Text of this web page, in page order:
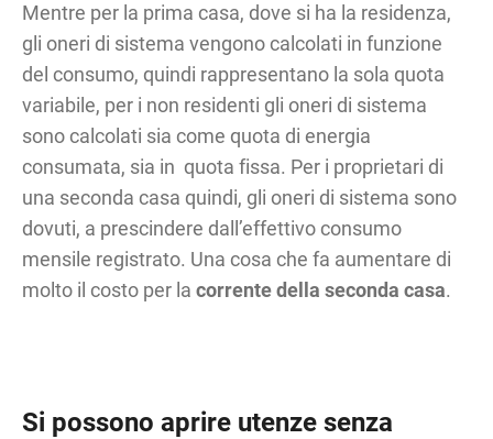
Mentre per la prima casa, dove si ha la residenza,
gli oneri di sistema vengono calcolati in funzione
del consumo, quindi rappresentano la sola quota
variabile, per i non residenti gli oneri di sistema
sono calcolati sia come quota di energia
consumata, sia in quota fissa. Per i proprietari di
una seconda casa quindi, gli oneri di sistema sono
dovuti, a prescindere dall’effettivo consumo
mensile registrato. Una cosa che fa aumentare di
molto il costo per lacorrente della seconda casa.
Si possono aprire utenze senza